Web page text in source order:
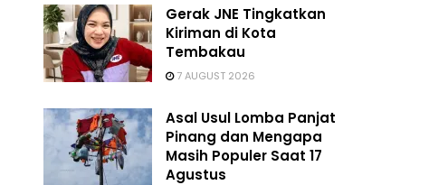
Gerak JNE Tingkatkan
Kiriman di Kota
Tembakau
7 AUGUST 2026
Asal Usul Lomba Panjat
Pinang dan Mengapa
Masih Populer Saat 17
Agustus